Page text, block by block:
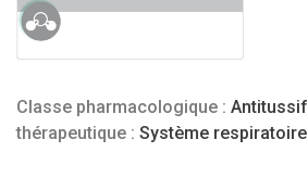
Classe pharmacologique : Antitussif
thérapeutique : Système respiratoire